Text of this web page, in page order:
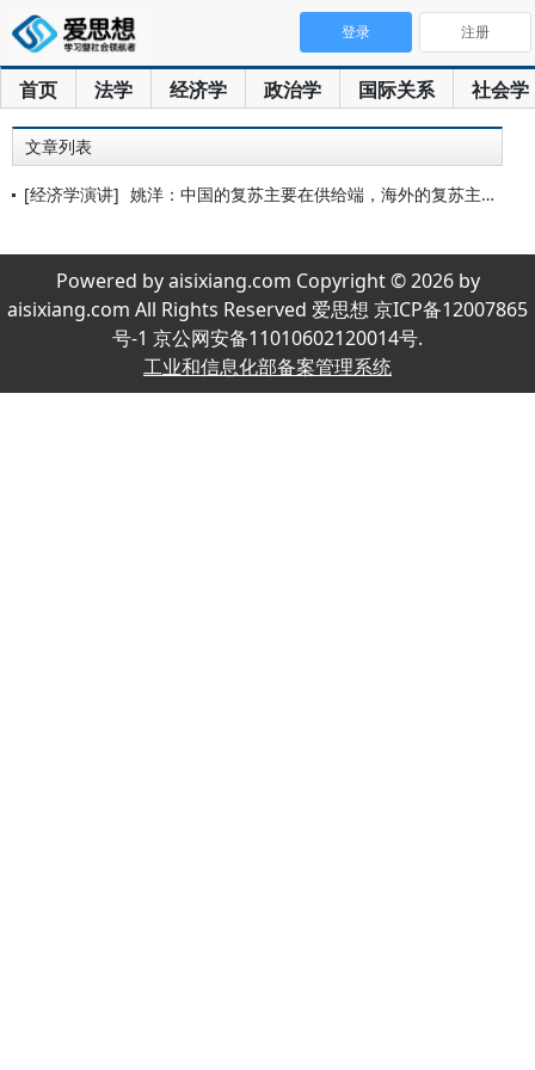
首页 法学 经济学 政治学 国际关系 社会学
登录 注册
文章列表
[经济学演讲] 姚洋：中国的复苏主要在供给端，海外的复苏主要在消费端
Powered by aisixiang.com Copyright © 2026 by
aisixiang.com All Rights Reserved 爱思想 京ICP备12007865
号-1 京公网安备11010602120014号.
工业和信息化部备案管理系统